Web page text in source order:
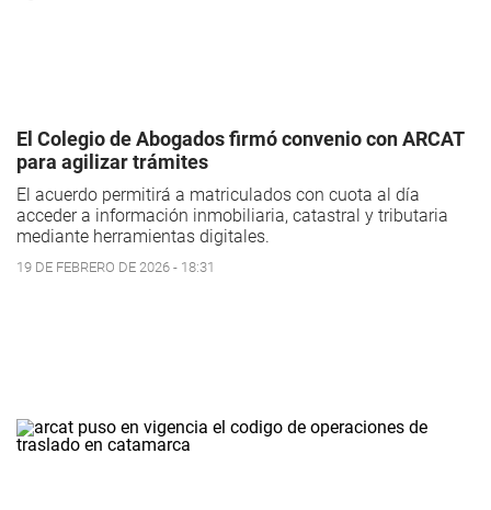
El Colegio de Abogados firmó convenio con ARCAT
para agilizar trámites
El acuerdo permitirá a matriculados con cuota al día
acceder a información inmobiliaria, catastral y tributaria
mediante herramientas digitales.
19 DE FEBRERO DE 2026 - 18:31